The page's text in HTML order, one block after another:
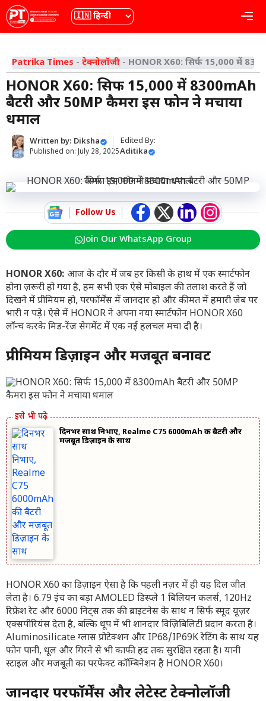
Skip
to
content
भाषा
Patrika Times - टेक्नोलॉजी - HONOR X60: सिर्फ 15,000 में
HONOR X60: सिर्फ 15,000 में 8300mAh
बैटरी और 50MP कैमरा इस फोन ने मचाया
धमाल
Written by: Diksha
Published on: July 28, 2025
Edited By:
Aditika
Follow Us
Join Our WhatsApp Group
HONOR X60: आज के दौर में जब हर किसी के हाथ में एक स्मार्टफोन
होना ज़रूरी हो गया है, हम सभी एक ऐसे मोबाइल की तलाश करते हैं जो
दिखने में प्रीमियम हो, परफॉर्मेंस में जानदार हो और कीमत में हमारी जेब पर
भारी न पड़े। ऐसे में HONOR ने अपना नया स्मार्टफोन HONOR X60
लॉन्च करके मिड-रेंज सेगमेंट में एक नई हलचल मचा दी है।
प्रीमियम डिज़ाइन और मजबूत बनावट
दिनभर साथ निभाए, Realme C75 6000mAh की बैटरी और
मजबूत डिज़ाइन के साथ
HONOR X60 का डिज़ाइन ऐसा है कि पहली नज़र में ही यह दिल जीत
लेता है। 6.79 इंच का बड़ा AMOLED डिस्प्ले 1 बिलियन कलर्स, 120Hz
रिफ्रेश रेट और 6000 निट्स तक की ब्राइटनेस के साथ न सिर्फ स्मूद यूज़र
एक्सपीरियंस देता है, बल्कि धूप में भी शानदार विज़िबिलिटी प्रदान करता है।
Aluminosilicate ग्लास प्रोटेक्शन और IP68/IP69K रेटिंग के साथ यह
फोन पानी, धूल और गिरने से भी काफी हद तक सुरक्षित रहता है। यानी
स्टाइल और मजबूती का परफेक्ट कॉम्बिनेशन है HONOR X60।
जानदार परफॉर्मेंस और लेटेस्ट टेक्नोलॉजी